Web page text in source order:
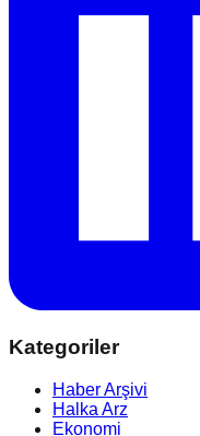
Kategoriler
Haber Arşivi
Halka Arz
Ekonomi